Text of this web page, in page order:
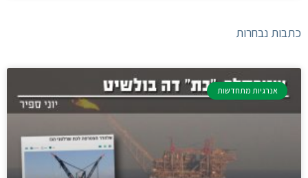
כתבות נבחרות
אנרגיות מתחדשות